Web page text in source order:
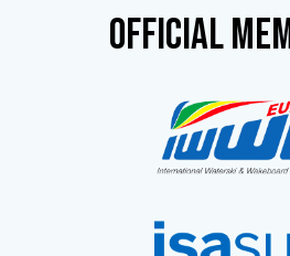
OFFICIAL